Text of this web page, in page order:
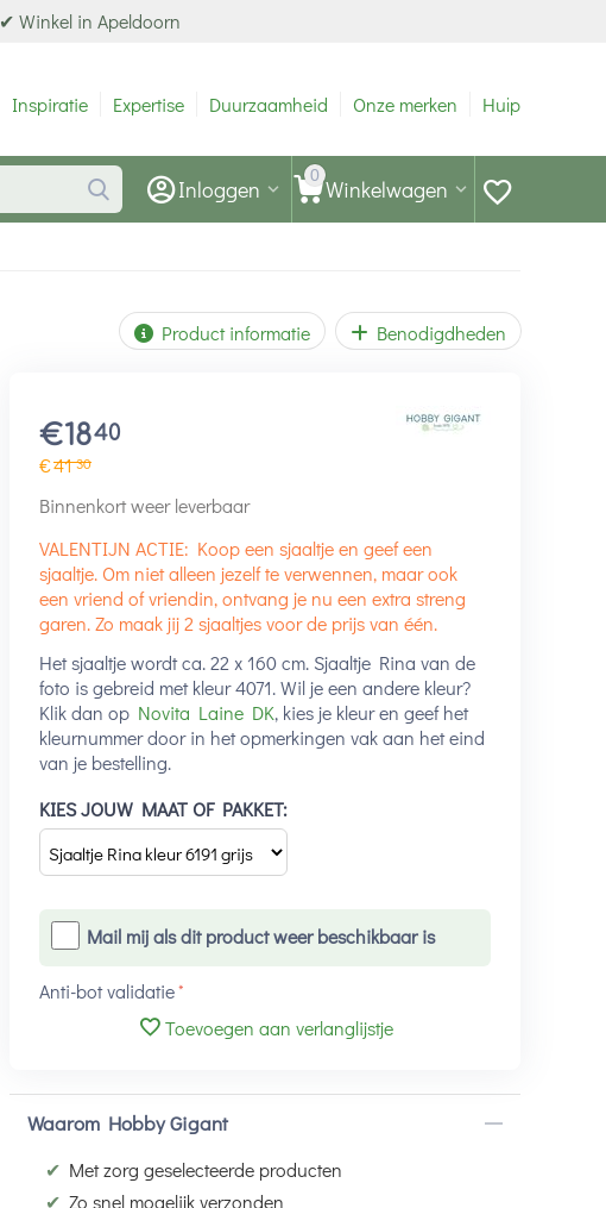
✔ Winkel in Apeldoorn
Inspiratie Expertise Duurzaamheid Onze merken Hulp
0 Winkelwagen
Inloggen
Product informatie Benodigdheden
€1840
€4130
Binnenkort weer leverbaar
VALENTIJN ACTIE: Koop een sjaaltje en geef een
sjaaltje. Om niet alleen jezelf te verwennen, maar ook
een vriend of vriendin, ontvang je nu een extra streng
garen. Zo maak jij 2 sjaaltjes voor de prijs van één.
Het sjaaltje wordt ca. 22 x 160 cm. Sjaaltje Rina van de
foto is gebreid met kleur 4071. Wil je een andere kleur?
Klik dan op Novita Laine DK, kies je kleur en geef het
kleurnummer door in het opmerkingen vak aan het eind
van je bestelling.
KIES JOUW MAAT OF PAKKET:
Mail mij als dit product weer beschikbaar is
Anti-bot validatie
Toevoegen aan verlanglijstje
Waarom Hobby Gigant
✔ Met zorg geselecteerde producten
✔ Zo snel mogelijk verzonden